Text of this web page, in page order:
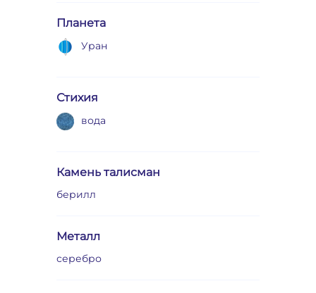
Планета
Уран
Стихия
вода
Камень талисман
берилл
Металл
серебро